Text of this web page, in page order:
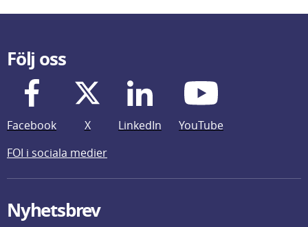
Följ oss
Facebook X LinkedIn
YouTube
FOI i sociala medier
Nyhetsbrev